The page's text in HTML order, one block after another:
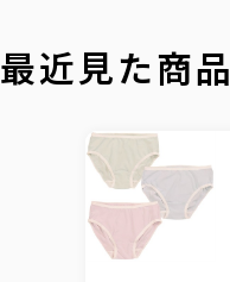
最近見た商品